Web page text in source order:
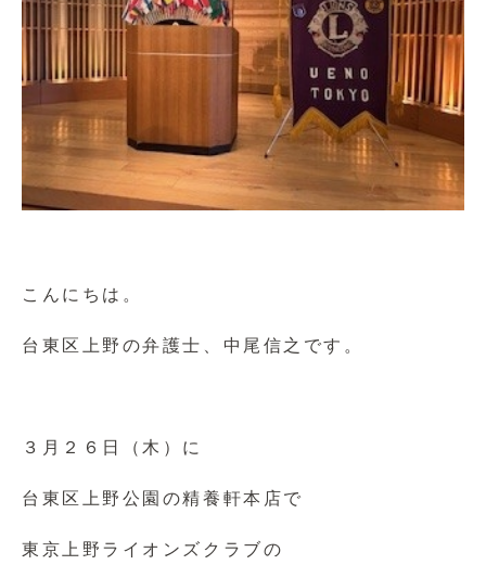
こんにちは。
台東区上野の弁護士、中尾信之です。
３月２６日（木）に
台東区上野公園の精養軒本店で
東京上野ライオンズクラブの